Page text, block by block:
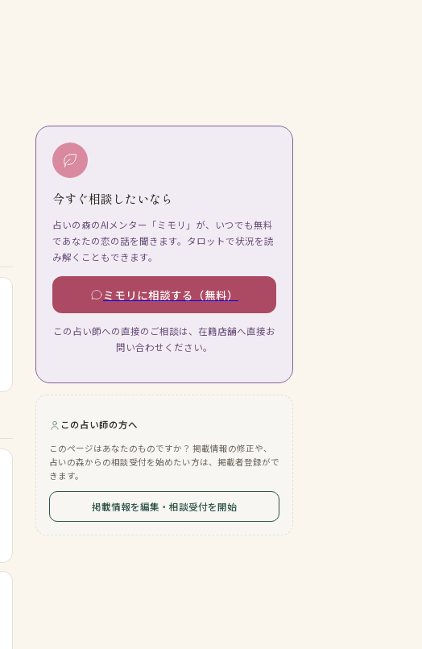
今すぐ相談したいなら
占いの森のAIメンター「ミモリ」が、いつでも無料
であなたの恋の話を聞きます。タロットで状況を読
み解くこともできます。
ミモリに相談する（無料）
この占い師への直接のご相談は、在籍店舗へ直接お
問い合わせください。
この占い師の方へ
このページはあなたのものですか？ 掲載情報の修正や、
占いの森からの相談受付を始めたい方は、掲載者登録がで
きます。
掲載情報を編集・相談受付を開始